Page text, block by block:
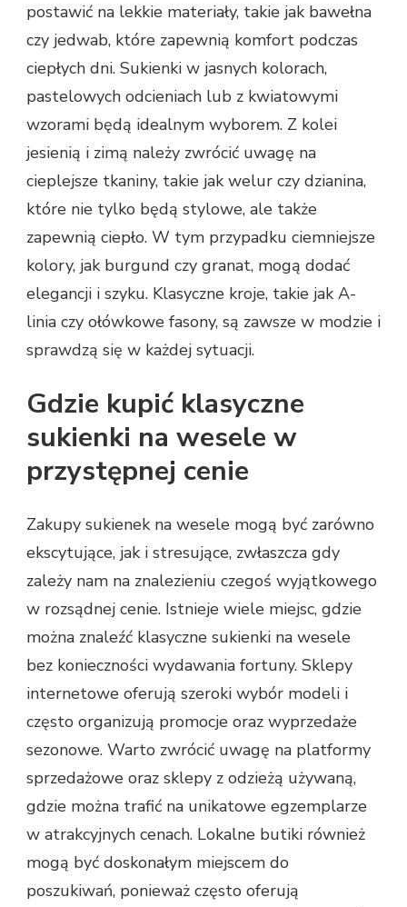
postawić na lekkie materiały, takie jak bawełna
czy jedwab, które zapewnią komfort podczas
ciepłych dni. Sukienki w jasnych kolorach,
pastelowych odcieniach lub z kwiatowymi
wzorami będą idealnym wyborem. Z kolei
jesienią i zimą należy zwrócić uwagę na
cieplejsze tkaniny, takie jak welur czy dzianina,
które nie tylko będą stylowe, ale także
zapewnią ciepło. W tym przypadku ciemniejsze
kolory, jak burgund czy granat, mogą dodać
elegancji i szyku. Klasyczne kroje, takie jak A-
linia czy ołówkowe fasony, są zawsze w modzie i
sprawdzą się w każdej sytuacji.
Gdzie kupić klasyczne
sukienki na wesele w
przystępnej cenie
Zakupy sukienek na wesele mogą być zarówno
ekscytujące, jak i stresujące, zwłaszcza gdy
zależy nam na znalezieniu czegoś wyjątkowego
w rozsądnej cenie. Istnieje wiele miejsc, gdzie
można znaleźć klasyczne sukienki na wesele
bez konieczności wydawania fortuny. Sklepy
internetowe oferują szeroki wybór modeli i
często organizują promocje oraz wyprzedaże
sezonowe. Warto zwrócić uwagę na platformy
sprzedażowe oraz sklepy z odzieżą używaną,
gdzie można trafić na unikatowe egzemplarze
w atrakcyjnych cenach. Lokalne butiki również
mogą być doskonałym miejscem do
poszukiwań, ponieważ często oferują